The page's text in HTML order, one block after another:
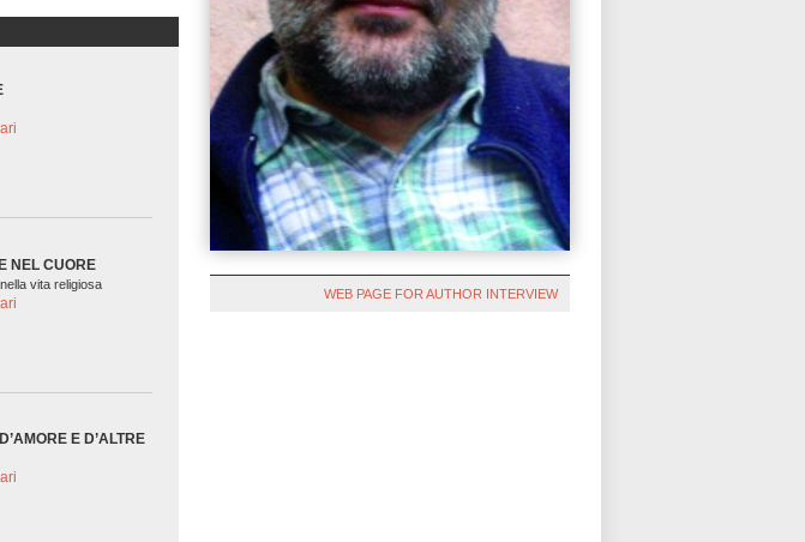
NEL CUORE
vita religiosa
E D’ALTRE
WEB PAGE FOR AUTHOR INTERVIEW